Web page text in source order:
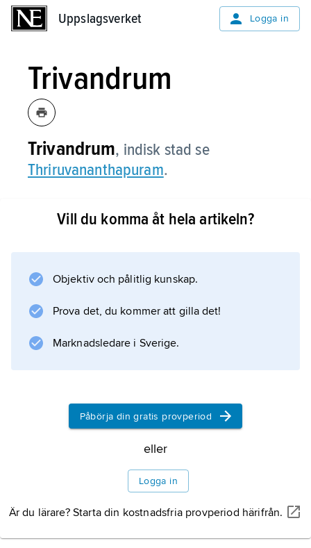
Uppslagsverket Logga in
Trivandrum
Trivandrum, indisk stad se
Thriruvananthapuram.
Vill du komma åt hela artikeln?
Objektiv och pålitlig kunskap.
Prova det, du kommer att gilla det!
Marknadsledare i Sverige.
Påbörja din gratis provperiod
eller
Logga in
Är du lärare? Starta din kostnadsfria provperiod härifrån.